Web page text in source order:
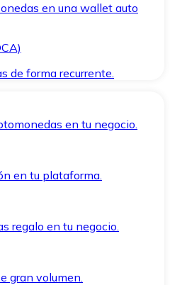
en una wallet auto
de forma recurrente.
en tu negocio.
en tu plataforma.
regalo en tu negocio.
gran volumen.